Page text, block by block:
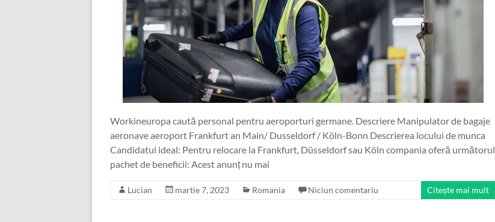
Workineuropa caută personal pentru aeroporturi germane. Descriere Manipulator de bagaje
aeronave aeroport Frankfurt an Main/ Dusseldorf / Köln-Bonn Descrierea locului de munca
Candidatul ideal: Pentru relocare la Frankfurt, Düsseldorf sau Köln compania oferă următorul
pachet de beneficii: Acest anunț nu mai
Lucian martie 7, 2023 Romania Niciun comentariu Citește mai mult